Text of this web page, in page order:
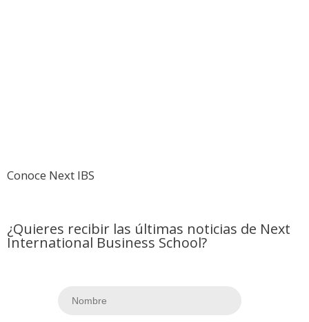
Conoce Next IBS
¿Quieres recibir las últimas noticias de Next
International Business School?